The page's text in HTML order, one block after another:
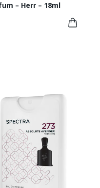
– Herr – 18ml